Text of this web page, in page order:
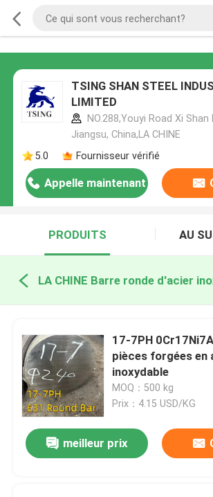
TSING SHAN STEEL
LIMITED
NO.288,Youyi Road Xi
Jiangsu, China,LA CHINE
5.0
Fournisseur vérifié
Appelle maintenant
PRODUITS AU
LA CHINE Barre ronde d'acier
17-7PH
pièces forgées en
inoxydable
MOQ：500 kg
Prix：4.15 USD/KG
meilleur prix